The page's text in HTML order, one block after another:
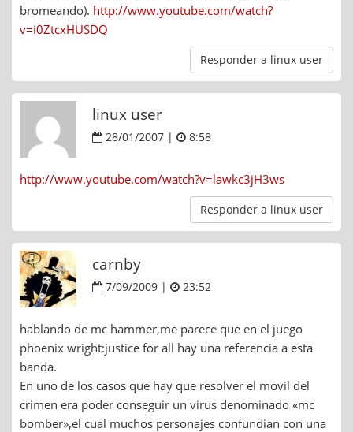
bromeando). http://www.youtube.com/watch?
v=i0ZtcxHUSDQ
Responder a linux user
linux user
28/01/2007 | 8:58
http://www.youtube.com/watch?v=lawkc3jH3ws
Responder a linux user
carnby
7/09/2009 | 23:52
hablando de mc hammer,me parece que en el juego
phoenix wright:justice for all hay una referencia a esta
banda.
En uno de los casos que hay que resolver el movil del
crimen era poder conseguir un virus denominado «mc
bomber»,el cual muchos personajes confundian con una